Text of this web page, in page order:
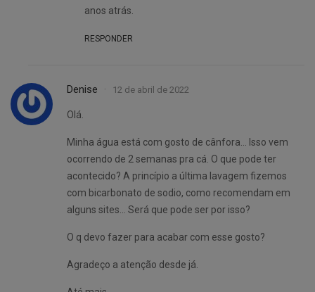
anos atrás.
RESPONDER
Denise 12 de abril de 2022
Olá.
Minha água está com gosto de cânfora… Isso vem
ocorrendo de 2 semanas pra cá. O que pode ter
acontecido? A princípio a última lavagem fizemos
com bicarbonato de sodio, como recomendam em
alguns sites… Será que pode ser por isso?
O q devo fazer para acabar com esse gosto?
Agradeço a atenção desde já.